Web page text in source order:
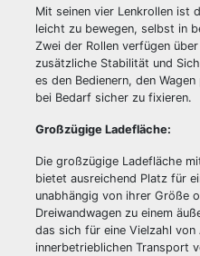
Mit seinen vier Lenkrollen ist
leicht zu bewegen, selbst in
Zwei der Rollen verfügen
zusätzliche Stabilität und
es den Bedienern, den
bei Bedarf sicher zu fixieren.
Großzügige Ladefläche:
Die großzügige Ladefläche
bietet ausreichend Platz für
unabhängig von ihrer Größe
Dreiwandwagen zu einem
das sich für eine Vielzahl
innerbetrieblichen Transport